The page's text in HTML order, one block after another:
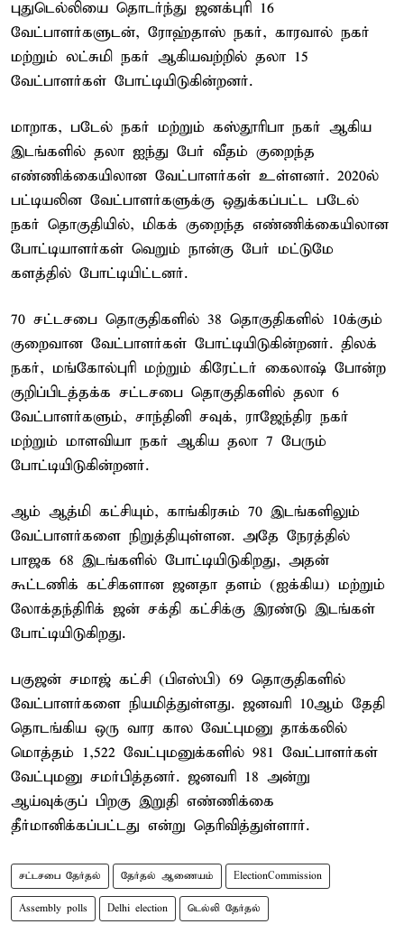
புதுடெல்லியை தொடர்ந்து ஜனக்புரி 16
வேட்பாளர்களுடன், ரோஹ்தாஸ் நகர், காரவால் நகர்
மற்றும் லட்சுமி நகர் ஆகியவற்றில் தலா 15
வேட்பாளர்கள் போட்டியிடுகின்றனர்.
மாறாக, படேல் நகர் மற்றும் கஸ்தூரிபா நகர் ஆகிய
இடங்களில் தலா ஐந்து பேர் வீதம் குறைந்த
எண்ணிக்கையிலான வேட்பாளர்கள் உள்ளனர். 2020ல்
பட்டியலின வேட்பாளர்களுக்கு ஒதுக்கப்பட்ட படேல்
நகர் தொகுதியில், மிகக் குறைந்த எண்ணிக்கையிலான
போட்டியாளர்கள் வெறும் நான்கு பேர் மட்டுமே
களத்தில் போட்டியிட்டனர்.
70 சட்டசபை தொகுதிகளில் 38 தொகுதிகளில் 10க்கும்
குறைவான வேட்பாளர்கள் போட்டியிடுகின்றனர். திலக்
நகர், மங்கோல்புரி மற்றும் கிரேட்டர் கைலாஷ் போன்ற
குறிப்பிடத்தக்க சட்டசபை தொகுதிகளில் தலா 6
வேட்பாளர்களும், சாந்தினி சவுக், ராஜேந்திர நகர்
மற்றும் மாளவியா நகர் ஆகிய தலா 7 பேரும்
போட்டியிடுகின்றனர்.
ஆம் ஆத்மி கட்சியும், காங்கிரசும் 70 இடங்களிலும்
வேட்பாளர்களை நிறுத்தியுள்ளன. அதே நேரத்தில்
பாஜக 68 இடங்களில் போட்டியிடுகிறது, அதன்
கூட்டணிக் கட்சிகளான ஜனதா தளம் (ஐக்கிய) மற்றும்
லோக்தந்திரிக் ஜன் சக்தி கட்சிக்கு இரண்டு இடங்கள்
போட்டியிடுகிறது.
பகுஜன் சமாஜ் கட்சி (பிஎஸ்பி) 69 தொகுதிகளில்
வேட்பாளர்களை நியமித்துள்ளது. ஜனவரி 10ஆம் தேதி
தொடங்கிய ஒரு வார கால வேட்புமனு தாக்கலில்
மொத்தம் 1,522 வேட்புமனுக்களில் 981 வேட்பாளர்கள்
வேட்புமனு சமர்பித்தனர். ஜனவரி 18 அன்று
ஆய்வுக்குப் பிறகு இறுதி எண்ணிக்கை
தீர்மானிக்கப்பட்டது என்று தெரிவித்துள்ளார்.
சட்டசபை தேர்தல் தேர்தல் ஆணையம் ElectionCommission
Assembly polls Delhi election டெல்லி தேர்தல்